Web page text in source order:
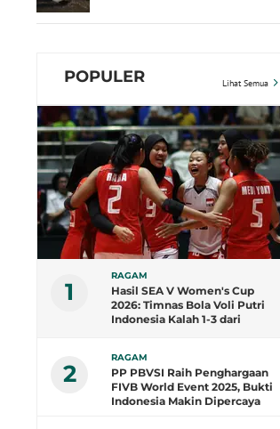
POPULER Lihat Semua
1
RAGAM
Hasil SEA V Women's Cup
2026: Timnas Bola Voli Putri
Indonesia Kalah 1-3 dari
2
RAGAM
PP PBVSI Raih Penghargaan
FIVB World Event 2025, Bukti
Indonesia Makin Dipercaya